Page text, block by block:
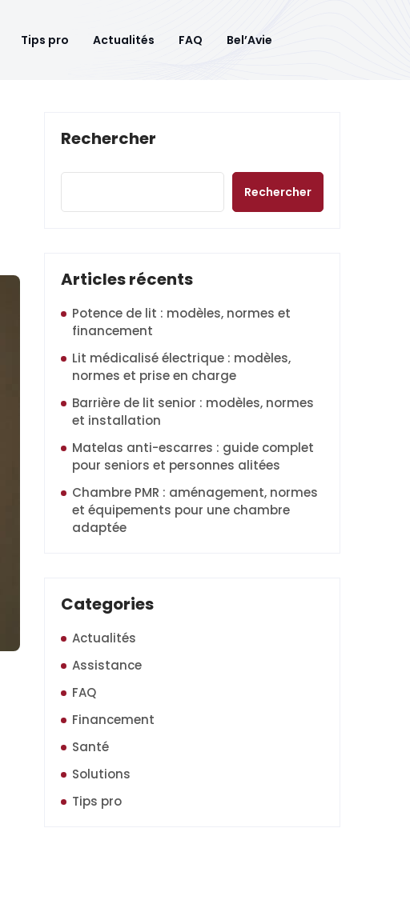
Tips pro Actualités FAQ Bel’Avie
Rechercher
Rechercher
Articles récents
Potence de lit : modèles, normes et
financement
Lit médicalisé électrique : modèles,
normes et prise en charge
Barrière de lit senior : modèles, normes
et installation
Matelas anti-escarres : guide complet
pour seniors et personnes alitées
Chambre PMR : aménagement, normes
et équipements pour une chambre
adaptée
Categories
Actualités
Assistance
FAQ
Financement
Santé
Solutions
Tips pro